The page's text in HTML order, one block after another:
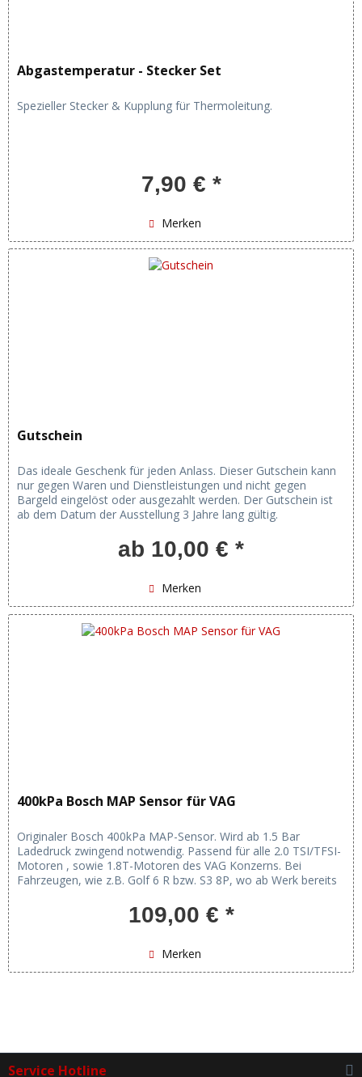
Abgastemperatur - Stecker Set
Spezieller Stecker & Kupplung für Thermoleitung.
7,90 € *
Merken
Gutschein
Das ideale Geschenk für jeden Anlass. Dieser Gutschein kann
nur gegen Waren und Dienstleistungen und nicht gegen
Bargeld eingelöst oder ausgezahlt werden. Der Gutschein ist
ab dem Datum der Ausstellung 3 Jahre lang gültig.
ab 10,00 € *
Merken
400kPa Bosch MAP Sensor für VAG
Originaler Bosch 400kPa MAP-Sensor. Wird ab 1.5 Bar
Ladedruck zwingend notwendig. Passend für alle 2.0 TSI/TFSI-
Motoren , sowie 1.8T-Motoren des VAG Konzerns. Bei
Fahrzeugen, wie z.B. Golf 6 R bzw. S3 8P, wo ab Werk bereits
109,00 € *
Merken
Service Hotline